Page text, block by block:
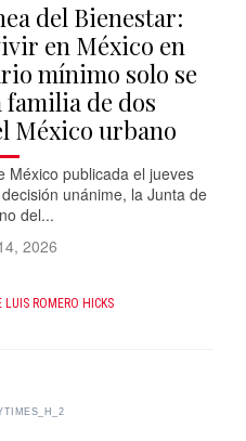
del Bienestar:
en México en
mínimo solo se
familia de dos
México urbano
México publicada el jueves
unánime, la Junta de
del...
2026
LUIS ROMERO HICKS